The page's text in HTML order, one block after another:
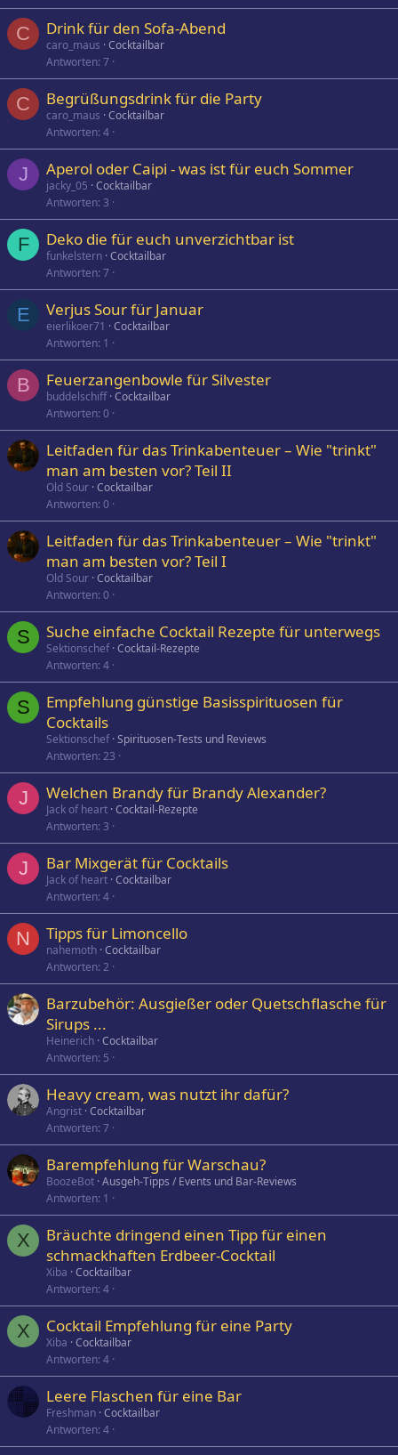
C Drink für den Sofa-Abend
caro_maus Cocktailbar
Antworten 7
C Begrüßungsdrink für die Party
caro_maus Cocktailbar
Antworten 4
J Aperol oder Caipi - was ist für euch Sommer
jacky_05 Cocktailbar
Antworten 3
F Deko die für euch unverzichtbar ist
funkelstern Cocktailbar
Antworten 7
E Verjus Sour für Januar
eierlikoer71
Cocktailbar
Antworten 1
B Feuerzangenbowle für Silvester
buddelschiff Cocktailbar
Antworten 0
Leitfaden für das Trinkabenteuer – Wie "trinkt"
man am besten vor? Teil II
Old Sour Cocktailbar
Antworten 0
Leitfaden für das Trinkabenteuer – Wie "trinkt"
man am besten vor? Teil I
Old Sour Cocktailbar
Antworten 0
S Suche einfache Cocktail Rezepte für unterwegs
Sektionschef Cocktail-Rezepte
Antworten 4
S
Empfehlung günstige Basisspirituosen für
Cocktails
Sektionschef Spirituosen-Tests und Reviews
Antworten 23
J Welchen Brandy für Brandy Alexander?
Jack of heart Cocktail-Rezepte
Antworten 3
J Bar Mixgerät für Cocktails
Jack of heart Cocktailbar
Antworten 4
N Tipps für Limoncello
nahemoth Cocktailbar
Antworten 2
Barzubehör: Ausgießer oder Quetschflasche für
Sirups ...
Heinerich Cocktailbar
Antworten 5
Heavy cream, was nutzt ihr dafür?
Angrist Cocktailbar
Antworten 7
Barempfehlung für Warschau?
BoozeBot Ausgeh-Tipps / Events und Bar-Reviews
Antworten 1
X
Bräuchte dringend einen Tipp für einen
schmackhaften Erdbeer-Cocktail
Xiba Cocktailbar
Antworten 4
X Cocktail Empfehlung für eine Party
Xiba Cocktailbar
Antworten 4
Leere Flaschen für eine Bar
Freshman Cocktailbar
Antworten 4